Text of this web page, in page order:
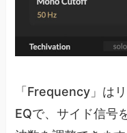
「Frequency」は
EQで、サイド信号